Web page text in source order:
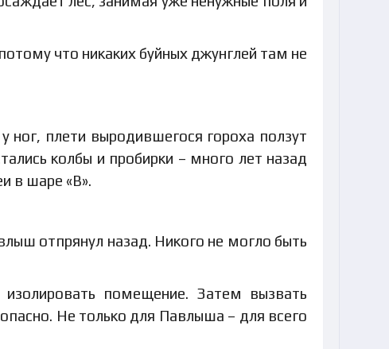
что никаких буйных джунглей там не
ног, плети выродившегося гороха ползут
колбы и пробирки – много лет назад
в шаре «В».
отпрянул назад. Никого не могло быть
помещение. Затем вызвать
Не только для Павлыша – для всего